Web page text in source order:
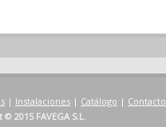
| Instalaciones | Catálogo | Contacto
2015 FAVEGA S.L.